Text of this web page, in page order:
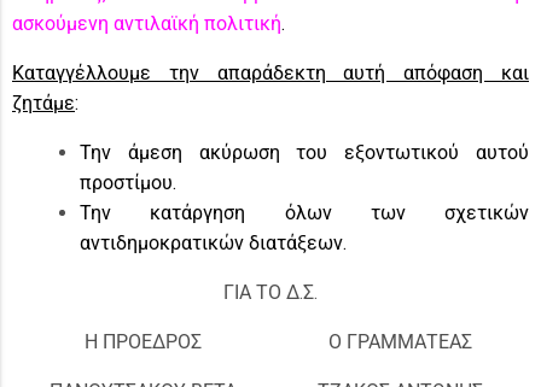
ασκούμενη αντιλαϊκή πολιτική.
Καταγγέλλουμε την απαράδεκτη αυτή απόφαση και
ζητάμε:
Την άμεση ακύρωση του εξοντωτικού αυτού
προστίμου.
Την κατάργηση όλων των σχετικών
αντιδημοκρατικών διατάξεων.
ΓΙΑ ΤΟ Δ.Σ.
Η ΠΡΟΕΔΡΟΣ Ο ΓΡΑΜΜΑΤΕΑΣ